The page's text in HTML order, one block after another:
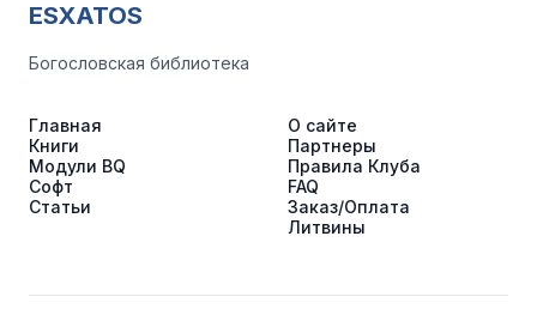
ESXATOS
Богословская библиотека
Главная
Книги
Модули BQ
Софт
Статьи
О сайте
Партнеры
Правила Клуба
FAQ
Заказ/Оплата
Литвины